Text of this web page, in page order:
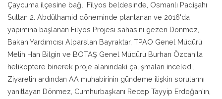
Çaycuma ilçesine bağlı Filyos beldesinde, Osmanlı Padişahı
Sultan 2. Abdülhamid döneminde planlanan ve 2016'da
yapımına başlanan Filyos Projesi sahasını gezen Dönmez,
Bakan Yardımcısı Alparslan Bayraktar, TPAO Genel Müdürü
Melih Han Bilgin ve BOTAŞ Genel Müdürü Burhan Özcan'la
helikoptere binerek proje alanındaki çalışmaları inceledi.
Ziyaretin ardından AA muhabirinin gündeme ilişkin sorularını
yanıtlayan Dönmez, Cumhurbaşkanı Recep Tayyip Erdoğan'ın,